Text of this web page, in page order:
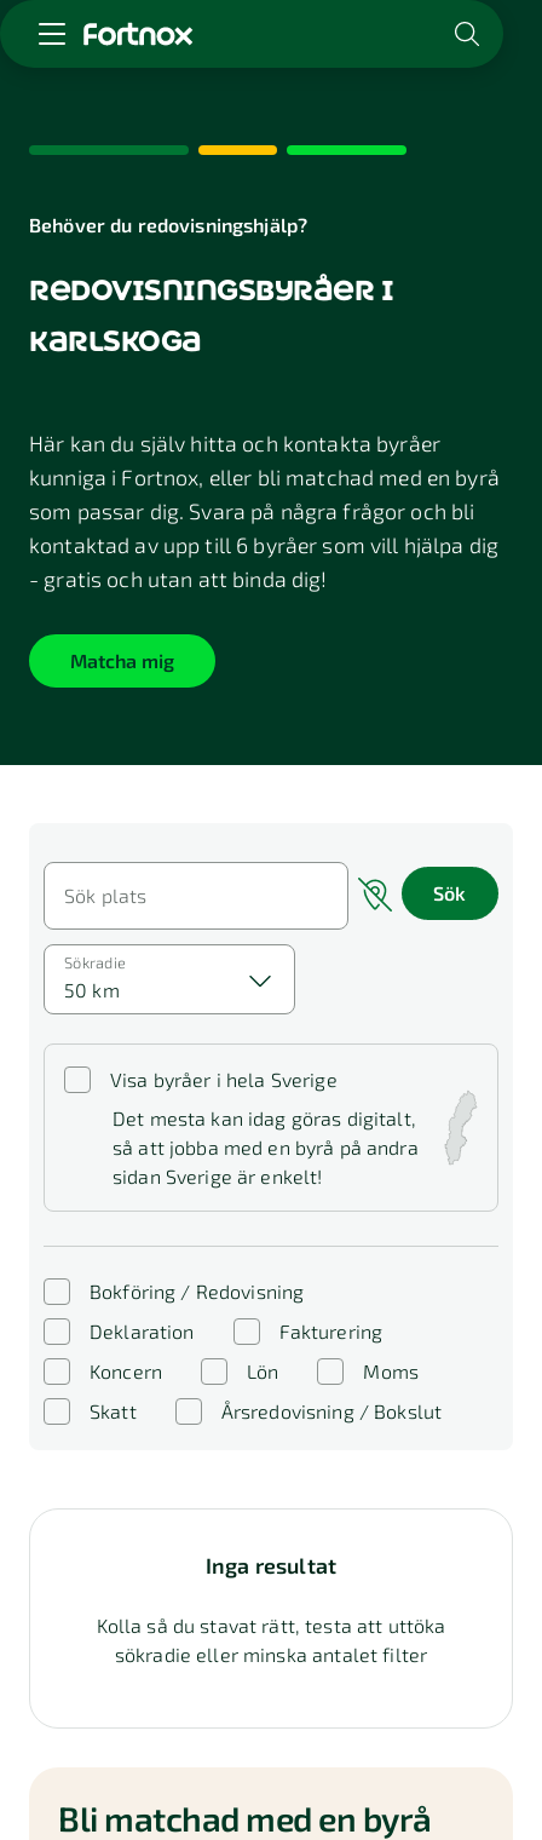
Skaffa Fortnox
Kunskap & inspiration
Logga in
Kontakt
Behöver du redovisningshjälp?
redovisningsbyråer i
karlskoga
Här kan du själv hitta och kontakta byråer
kunniga i Fortnox, eller bli matchad med en byrå
som passar dig. Svara på några frågor och bli
kontaktad av upp till 6 byråer som vill hjälpa dig
- gratis och utan att binda dig!
Matcha mig
Sök plats Sök
Visa byråer i hela Sverige
Det mesta kan idag göras digitalt,
så att jobba med en byrå på andra
sidan Sverige är enkelt!
Sökradie
50 km
Bokföring / Redovisning
Deklaration
Fakturering
Koncern
Lön
Moms
Skatt
Årsredovisning / Bokslut
Inga resultat
Kolla så du stavat rätt, testa att uttöka
sökradie eller minska antalet filter
Bli matchad med en byrå